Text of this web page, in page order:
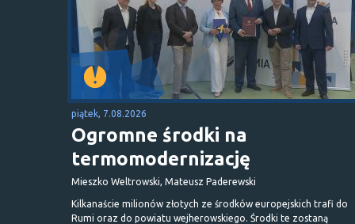
piątek, 7.08.2026
Ogromne środki na
termomodernizację
Mieszko Weltrowski, Mateusz Paderewski
Kilkanaście milionów złotych ze środków europejskich trafi do
Rumi oraz do powiatu wejherowskiego. Środki te zostaną